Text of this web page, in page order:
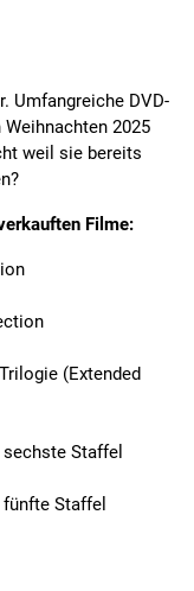
Umfangreiche DVD-
2025
weil sie bereits
Filme:
(Extended
Staffel
Staffel